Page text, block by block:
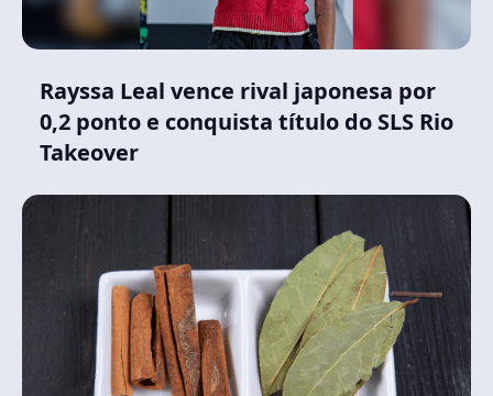
Rayssa Leal vence rival japonesa por
0,2 ponto e conquista título do SLS Rio
Takeover